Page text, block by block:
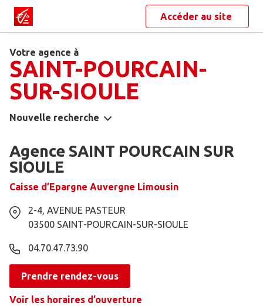
Accéder au site
Votre agence à
SAINT-POURCAIN-
SUR-SIOULE
Nouvelle recherche
Agence SAINT POURCAIN SUR
SIOULE
Caisse d’Epargne Auvergne Limousin
2-4, AVENUE PASTEUR
03500 SAINT-POURCAIN-SUR-SIOULE
04.70.47.73.90
Prendre rendez-vous
Voir les horaires d’ouverture